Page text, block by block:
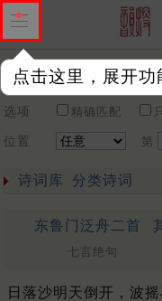
点击这里，展开功
关键词
选项 精确匹配
位置 第
诗词库 分类诗词
东鲁门泛舟二首
七言绝句
日落沙明天倒开，波摇